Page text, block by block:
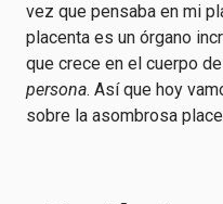
vez que pensaba en mi
placenta es un órgano
que crece en el cuerpo de
persona. Así que hoy
sobre la asombrosa